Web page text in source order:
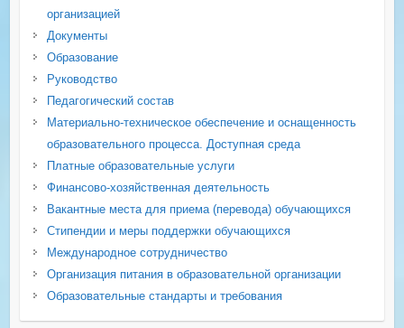
организацией
Документы
Образование
Руководство
Педагогический состав
Материально-техническое обеспечение и оснащенность
образовательного процесса. Доступная среда
Платные образовательные услуги
Финансово-хозяйственная деятельность
Вакантные места для приема (перевода) обучающихся
Стипендии и меры поддержки обучающихся
Международное сотрудничество
Организация питания в образовательной организации
Образовательные стандарты и требования